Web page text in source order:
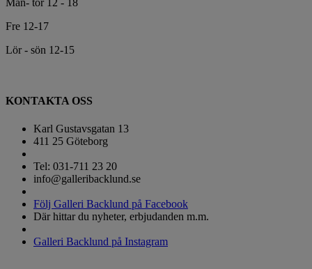
Mån- tor 12 - 18
Fre 12-17
Lör - sön 12-15
KONTAKTA OSS
Karl Gustavsgatan 13
411 25 Göteborg
Tel: 031-711 23 20
info@galleribacklund.se
Följ Galleri Backlund på Facebook
Där hittar du nyheter, erbjudanden m.m.
Galleri Backlund på Instagram